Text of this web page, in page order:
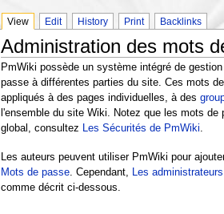
View Edit History Print Backlinks
Administration des mots
PmWiki possède un système intégré de
passe à différentes parties du site. Ces mots
appliqués à des pages individuelles, à des
l'ensemble du site Wiki. Notez que les mots
global, consultez Les Sécurités de PmWiki.
Les auteurs peuvent utiliser PmWiki pour
Mots de passe. Cependant,
Les
comme décrit ci-dessous.